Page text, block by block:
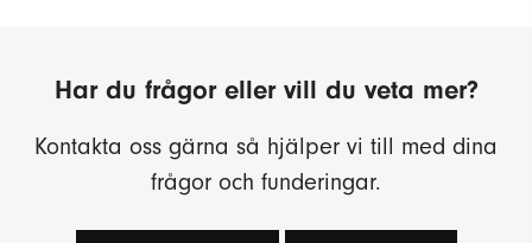
Har du frågor eller vill du veta mer?
Kontakta oss gärna så hjälper vi till med dina
frågor och funderingar.